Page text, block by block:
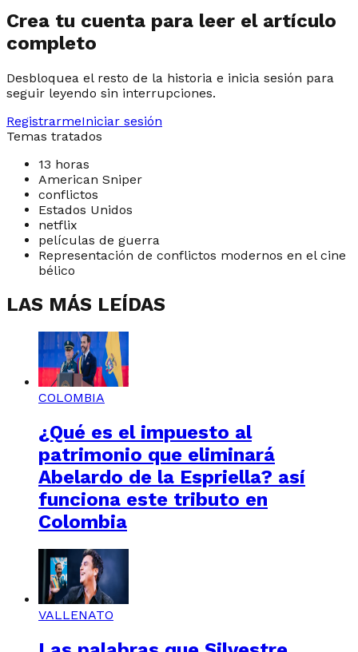
Crea tu cuenta para leer el artículo
completo
Desbloquea el resto de la historia e inicia sesión para
seguir leyendo sin interrupciones.
RegistrarmeIniciar sesión
Temas tratados
13 horas
American Sniper
conflictos
Estados Unidos
netflix
películas de guerra
Representación de conflictos modernos en el cine
bélico
LAS MÁS LEÍDAS
COLOMBIA
¿Qué es el impuesto al
patrimonio que eliminará
Abelardo de la Espriella? así
funciona este tributo en
Colombia
VALLENATO